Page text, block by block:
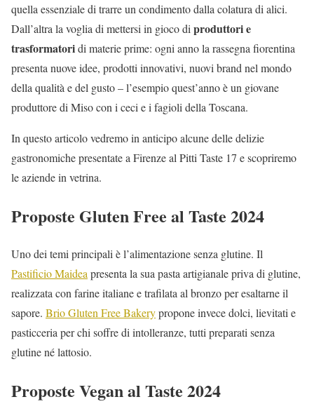
quella essenziale di trarre un condimento dalla colatura di alici.
Dall’altra la voglia di mettersi in gioco di produttori e
trasformatoridi materie prime: ogni anno la rassegna fiorentina
presenta nuove idee, prodotti innovativi, nuovi brand nel mondo
della qualità e del gusto – l’esempio quest’anno è un giovane
produttore di Miso con i ceci e i fagioli della Toscana.
In questo articolo vedremo in anticipo alcune delle delizie
gastronomiche presentate a Firenze al Pitti Taste 17 e scopriremo
le aziende in vetrina.
Proposte Gluten Free al Taste 2024
Uno dei temi principali è l’alimentazione senza glutine. Il
Pastificio Maideapresenta la sua pasta artigianale priva di glutine,
realizzata con farine italiane e trafilata al bronzo per esaltarne il
sapore. Brio Gluten Free Bakerypropone invece dolci, lievitati e
pasticceria per chi soffre di intolleranze, tutti preparati senza
glutine né lattosio.
Proposte Vegan al Taste 2024